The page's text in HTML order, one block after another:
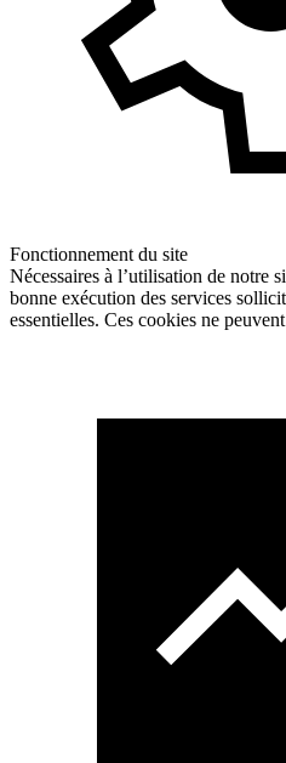
Fonctionnement du site
Nécessaires à l’utilisation de notre
bonne exécution des services
essentielles. Ces cookies ne